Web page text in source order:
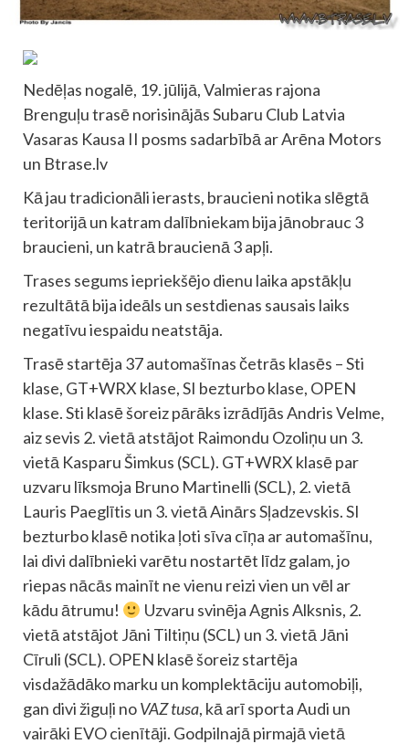
Nedēļas nogalē, 19. jūlijā, Valmieras rajona
Brenguļu trasē norisinājās Subaru Club Latvia
Vasaras Kausa II posms sadarbībā ar Arēna Motors
un Btrase.lv
Kā jau tradicionāli ierasts, braucieni notika slēgtā
teritorijā un katram dalībniekam bija jānobrauc 3
braucieni, un katrā braucienā 3 apļi.
Trases segums iepriekšējo dienu laika apstākļu
rezultātā bija ideāls un sestdienas sausais laiks
negatīvu iespaidu neatstāja.
Trasē startēja 37 automašīnas četrās klasēs – Sti
klase, GT+WRX klase, SI bezturbo klase, OPEN
klase. Sti klasē šoreiz pārāks izrādījās Andris Velme,
aiz sevis 2. vietā atstājot Raimondu Ozoliņu un 3.
vietā Kasparu Šimkus (SCL). GT+WRX klasē par
uzvaru līksmoja Bruno Martinelli (SCL), 2. vietā
Lauris Paeglītis un 3. vietā Ainārs Sļadzevskis. SI
bezturbo klasē notika ļoti sīva cīņa ar automašīnu,
lai divi dalībnieki varētu nostartēt līdz galam, jo
riepas nācās mainīt ne vienu reizi vien un vēl ar
kādu ātrumu!
Uzvaru svinēja Agnis Alksnis, 2.
vietā atstājot Jāni Tiltiņu (SCL) un 3. vietā Jāni
Cīruli (SCL). OPEN klasē šoreiz startēja
visdažādāko marku un komplektāciju automobiļi,
gan divi žiguļi noVAZ tusa, kā arī sporta Audi un
vairāki EVO cienītāji. Godpilnajā pirmajā vietā